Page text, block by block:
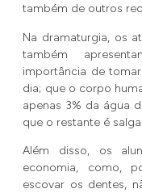
também de outros
Na dramaturgia, os
também
importância de
dia; que o corpo
apenas 3% da água
que o restante é
Além disso, os
economia, como,
escovar os dentes,